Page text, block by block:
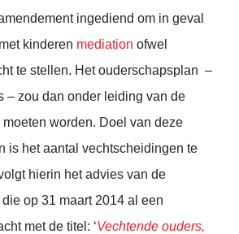
ingediend om in geval
met kinderen mediation ofwel
te stellen. Het ouderschapsplan –
– zou dan onder leiding van de
worden. Doel van deze
is het aantal vechtscheidingen te
hierin het advies van de
op 31 maart 2014 al een
met de titel: ‘Vechtende ouders,